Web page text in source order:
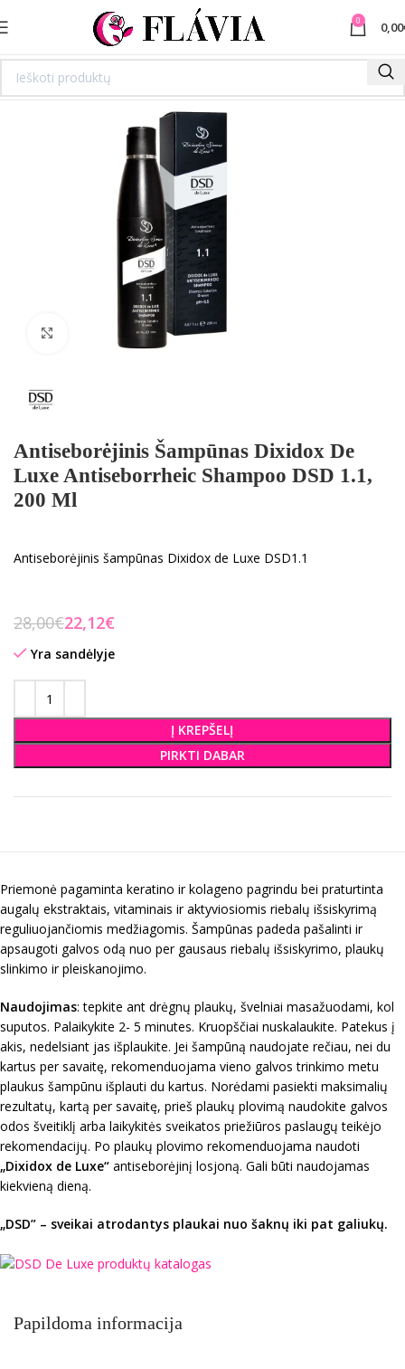
0 0,00
Spustelėkite norėdami padidinti
Antiseborėjinis Šampūnas Dixidox De
Luxe Antiseborrheic Shampoo DSD 1.1,
200 Ml
Antiseborėjinis šampūnas Dixidox de Luxe DSD1.1
28,00€22,12€
Yra sandėlyje
Į KREPŠELĮ
PIRKTI DABAR
Priemonė pagaminta keratino ir kolageno pagrindu bei praturtinta
augalų ekstraktais, vitaminais ir aktyviosiomis riebalų išsiskyrimą
reguliuojančiomis medžiagomis. Šampūnas padeda pašalinti ir
apsaugoti galvos odą nuo per gausaus riebalų išsiskyrimo, plaukų
slinkimo ir pleiskanojimo.
Naudojimas: tepkite ant drėgnų plaukų, švelniai masažuodami, kol
suputos. Palaikykite 2- 5 minutes. Kruopščiai nuskalaukite. Patekus į
akis, nedelsiant jas išplaukite. Jei šampūną naudojate rečiau, nei du
kartus per savaitę, rekomenduojama vieno galvos trinkimo metu
plaukus šampūnu išplauti du kartus. Norėdami pasiekti maksimalių
rezultatų, kartą per savaitę, prieš plaukų plovimą naudokite galvos
odos šveitiklį arba laikykitės sveikatos priežiūros paslaugų teikėjo
rekomendacijų. Po plaukų plovimo rekomenduojama naudoti
„Dixidox de Luxe“ antiseborėjinį losjoną. Gali būti naudojamas
kiekvieną dieną.
„DSD” – sveikai atrodantys plaukai nuo šaknų iki pat galiukų.
Papildoma informacija